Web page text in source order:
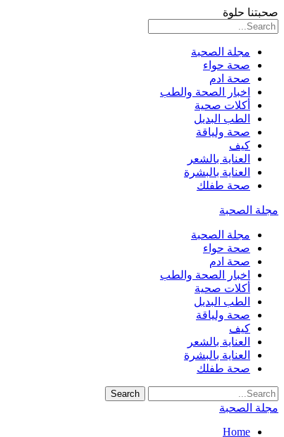
صحبتنا حلوة
مجلة الصحبة
صحة حواء
صحة ادم
اخبار الصحة والطب
أكلات صحية
الطب البديل
صحة ولياقة
كيف
العناية بالشعر
العناية بالبشرة
صحة طفلك
مجلة الصحبة
مجلة الصحبة
صحة حواء
صحة ادم
اخبار الصحة والطب
أكلات صحية
الطب البديل
صحة ولياقة
كيف
العناية بالشعر
العناية بالبشرة
صحة طفلك
مجلة الصحبة
Home